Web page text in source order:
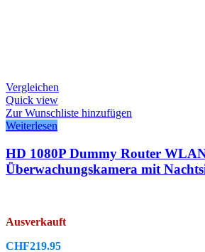
Vergleichen
Quick view
Zur Wunschliste hinzufügen
Weiterlesen
HD 1080P Dummy Router
Überwachungskamera mit
Ausverkauft
CHF219.95